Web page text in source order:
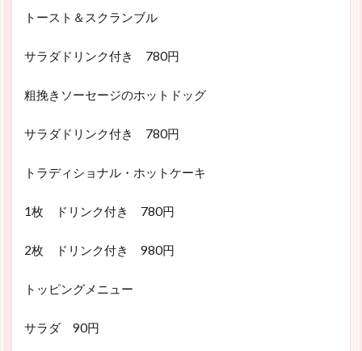
トースト＆スクランブル
サラダドリンク付き 780円
粗挽きソーセージのホットドッグ
サラダドリンク付き 780円
トラディショナル・ホットケーキ
1枚 ドリンク付き 780円
2枚 ドリンク付き 980円
トッピングメニュー
サラダ 90円